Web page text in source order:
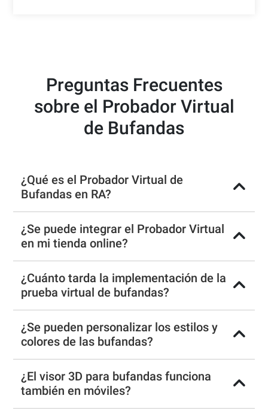
Preguntas Frecuentes
sobre el Probador Virtual
de Bufandas
¿Qué es el Probador Virtual de
Bufandas en RA?
¿Se puede integrar el Probador Virtual
en mi tienda online?
¿Cuánto tarda la implementación de la
prueba virtual de bufandas?
¿Se pueden personalizar los estilos y
colores de las bufandas?
¿El visor 3D para bufandas funciona
también en móviles?